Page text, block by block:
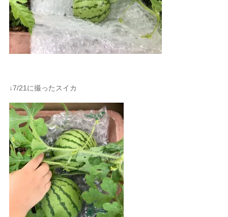
↓7/21に撮ったスイカ